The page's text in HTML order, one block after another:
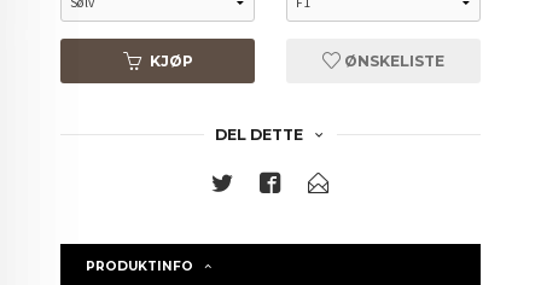
KJØP ØNSKELISTE
DEL DETTE
PRODUKTINFO